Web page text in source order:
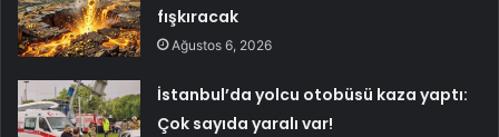
fışkıracak
Ağustos 6, 2026
İstanbul’da yolcu otobüsü kaza yaptı:
Çok sayıda yaralı var!